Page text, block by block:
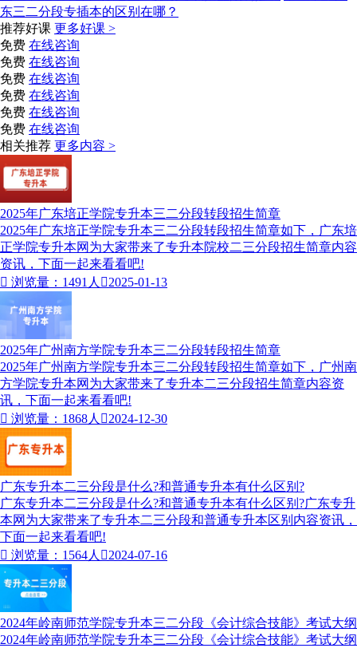
东三二分段专插本的区别在哪？
推荐好课 更多好课 >
免费 在线咨询
免费 在线咨询
免费 在线咨询
免费 在线咨询
免费 在线咨询
免费 在线咨询
相关推荐 更多内容 >
2025年广东培正学院专升本三二分段转段招生简章
2025年广东培正学院专升本三二分段转段招生简章如下，广东培
正学院专升本网为大家带来了专升本院校二三分段招生简章内容
资讯，下面一起来看看吧!
 浏览量：1491人 2025-01-13
2025年广州南方学院专升本三二分段转段招生简章
2025年广州南方学院专升本三二分段转段招生简章如下，广州南
方学院专升本网为大家带来了专升本二三分段招生简章内容资
讯，下面一起来看看吧!
 浏览量：1868人 2024-12-30
广东专升本二三分段是什么?和普通专升本有什么区别?
广东专升本二三分段是什么?和普通专升本有什么区别?广东专升
本网为大家带来了专升本二三分段和普通专升本区别内容资讯，
下面一起来看看吧!
 浏览量：1564人 2024-07-16
2024年岭南师范学院专升本三二分段《会计综合技能》考试大纲
2024年岭南师范学院专升本三二分段《会计综合技能》考试大纲